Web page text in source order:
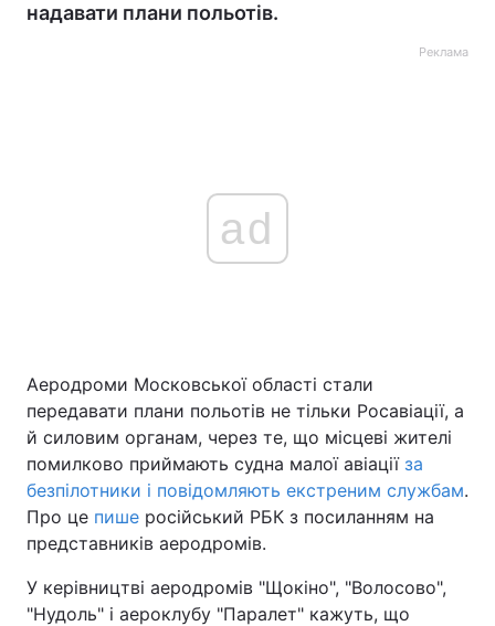
надавати плани польотів.
Реклама
ad
Аеродроми Московської області стали
передавати плани польотів не тільки Росавіації, а
й силовим органам, через те, що місцеві жителі
помилково приймають судна малої авіації за
безпілотники і повідомляють екстреним службам.
Про це пише російський РБК з посиланням на
представників аеродромів.
У керівництві аеродромів "Щокіно", "Волосово",
"Нудоль" і аероклубу "Паралет" кажуть, що